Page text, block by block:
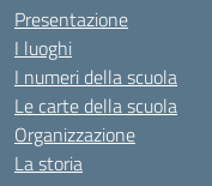
Presentazione
I luoghi
I numeri della scuola
Le carte della scuola
Organizzazione
La storia